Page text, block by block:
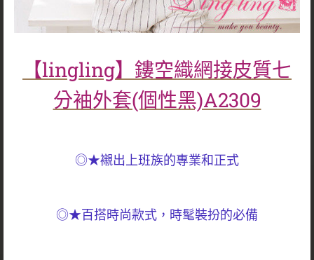
【lingling】鏤空織網接皮質七
分袖外套(個性黑)A2309
◎★襯出上班族的專業和正式
◎★百搭時尚款式，時髦裝扮的必備